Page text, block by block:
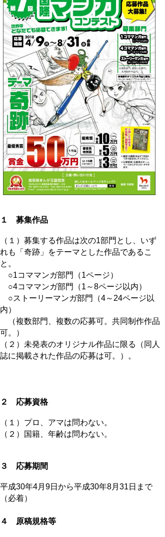
１ 募集作品
（１）募集する作品は次の1部門とし、いず
れも「奇跡」をテーマとした作品であるこ
と。
○1コママンガ部門（1ページ）
○4コママンガ部門（1～8ページ以内）
○ストーリーマンガ部門（4～24ページ以
内）
（複数部門、複数の応募可。共同制作作品
可。）
（２）未発表のオリジナル作品に限る（同人
誌に掲載された作品の応募は可。）。
２ 応募資格
（１）プロ、アマは問わない。
（２）国籍、年齢は問わない。
３ 応募期間
平成30年4月9日から平成30年8月31日まで
（必着）
４ 原稿規格等